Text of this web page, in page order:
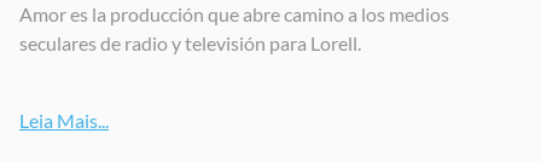
Amor es la producción que abre camino a los medios
seculares de radio y televisión para Lorell.
Leia Mais...